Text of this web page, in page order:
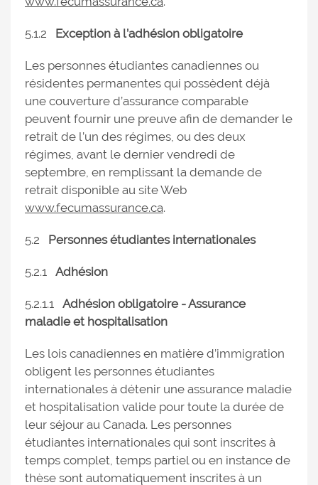
5.1.2 Exception à l’adhésion obligatoire
Les personnes étudiantes canadiennes ou
résidentes permanentes qui possèdent déjà
une couverture d’assurance comparable
peuvent fournir une preuve afin de demander le
retrait de l’un des régimes, ou des deux
régimes, avant le dernier vendredi de
septembre, en remplissant la demande de
retrait disponible au site Web
www.fecumassurance.ca.
5.2 Personnes étudiantes internationales
5.2.1 Adhésion
5.2.1.1 Adhésion obligatoire - Assurance
maladie et hospitalisation
Les lois canadiennes en matière d’immigration
obligent les personnes étudiantes
internationales à détenir une assurance maladie
et hospitalisation valide pour toute la durée de
leur séjour au Canada. Les personnes
étudiantes internationales qui sont inscrites à
temps complet, temps partiel ou en instance de
thèse sont automatiquement inscrites à un